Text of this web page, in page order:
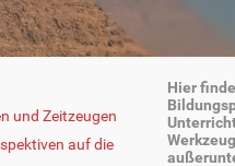
und Zeitzeugen
auf die
Hier